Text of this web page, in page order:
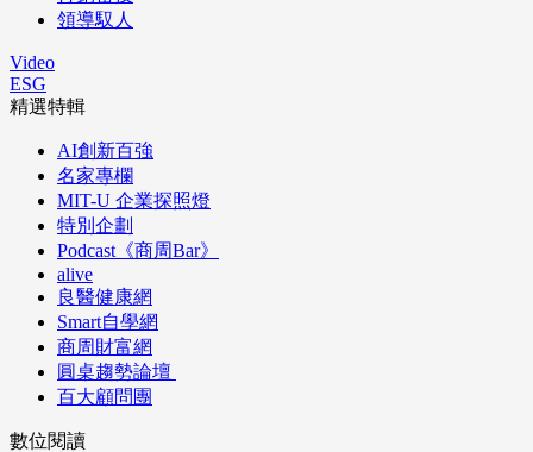
領導馭人
Video
ESG
精選特輯
AI創新百強
名家專欄
MIT-U 企業探照燈
特別企劃
Podcast《商周Bar》
alive
良醫健康網
Smart自學網
商周財富網
圓桌趨勢論壇
百大顧問團
數位閱讀